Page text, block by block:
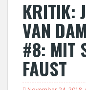
KRITIK:
VAN
#8: MIT
FAUST